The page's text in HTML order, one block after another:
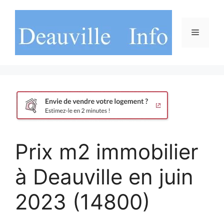
contenu
Menu
Prix m2 immobilier
à Deauville en juin
2023 (14800)